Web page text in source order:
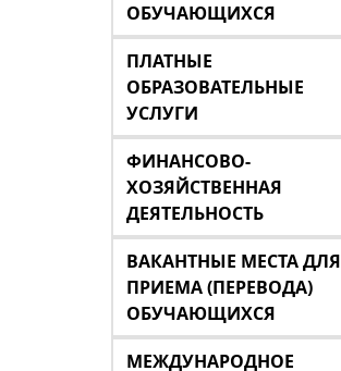
ОБУЧАЮЩИХСЯ
ПЛАТНЫЕ
ОБРАЗОВАТЕЛЬНЫЕ
УСЛУГИ
ФИНАНСОВО-
ХОЗЯЙСТВЕННАЯ
ДЕЯТЕЛЬНОСТЬ
ВАКАНТНЫЕ МЕСТА ДЛЯ
ПРИЕМА (ПЕРЕВОДА)
ОБУЧАЮЩИХСЯ
МЕЖДУНАРОДНОЕ